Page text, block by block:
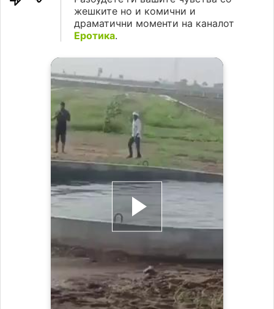
жешките но и комични и
драматични моменти на каналот
Еротика.